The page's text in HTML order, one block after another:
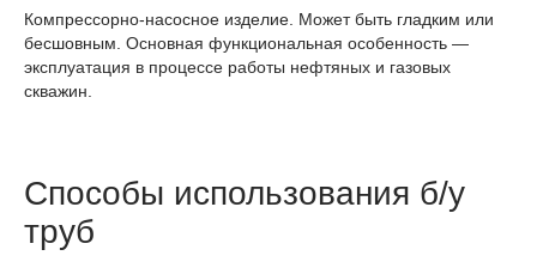
Компрессорно-насосное изделие. Может быть гладким или
бесшовным. Основная функциональная особенность —
эксплуатация в процессе работы нефтяных и газовых
скважин.
Способы использования б/у
труб